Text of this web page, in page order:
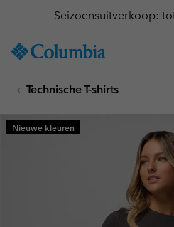
TO
SKIP
MAIN
NAV
Seizoensuitverkoop:
Technische T-shirts
Nieuwe kleuren